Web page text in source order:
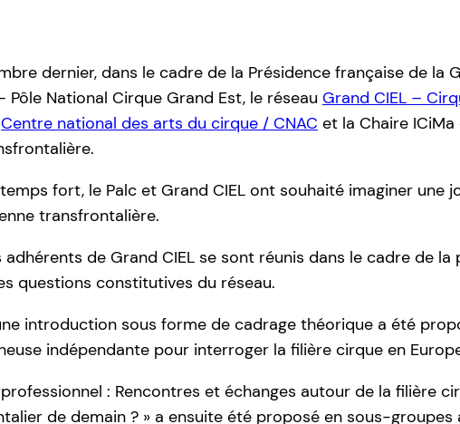
dernier, dans le cadre de la Présidence française de la
Pôle National Cirque Grand Est, le réseau Grand CIEL –
Centre national des arts du cirque / CNAC et la Chaire
fort, le Palc et Grand CIEL ont souhaité imaginer une
transfrontalière.
adhérents de Grand CIEL se sont réunis dans le cadre de
questions constitutives du réseau.
introduction sous forme de cadrage théorique a été
indépendante pour interroger la filière cirque en
: Rencontres et échanges autour de la filière
de demain ? » a ensuite été proposé en sous-groupes